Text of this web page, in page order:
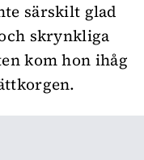
särskilt glad
skrynkliga
kom hon ihåg